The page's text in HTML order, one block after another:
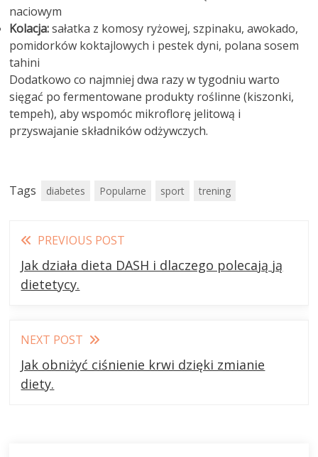
naciowym
Kolacja:sałatka z komosy ryżowej, szpinaku, awokado,
pomidorków koktajlowych i pestek dyni, polana sosem
tahini
Dodatkowo co najmniej dwa razy w tygodniu warto
sięgać po fermentowane produkty roślinne (kiszonki,
tempeh), aby wspomóc mikroflorę jelitową i
przyswajanie składników odżywczych.
Tags diabetes Popularne sport trening
Read
more
articles
PREVIOUS POST
Jak działa dieta DASH i dlaczego polecają ją
dietetycy.
NEXT POST
Jak obniżyć ciśnienie krwi dzięki zmianie
diety.